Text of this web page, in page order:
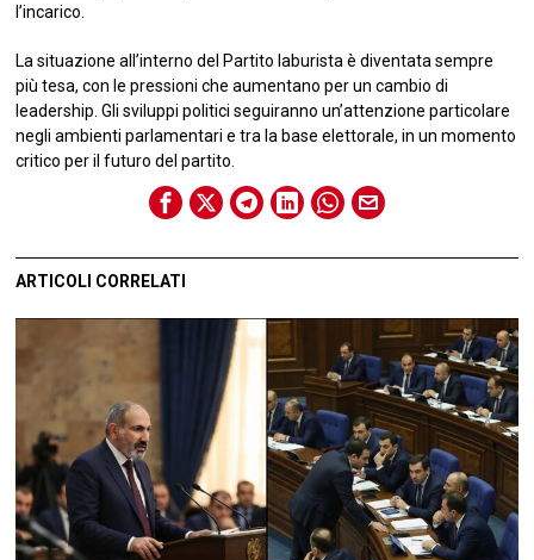
l’incarico.
La situazione all’interno del Partito laburista è diventata sempre
più tesa, con le pressioni che aumentano per un cambio di
leadership. Gli sviluppi politici seguiranno un’attenzione particolare
negli ambienti parlamentari e tra la base elettorale, in un momento
critico per il futuro del partito.
ARTICOLI CORRELATI